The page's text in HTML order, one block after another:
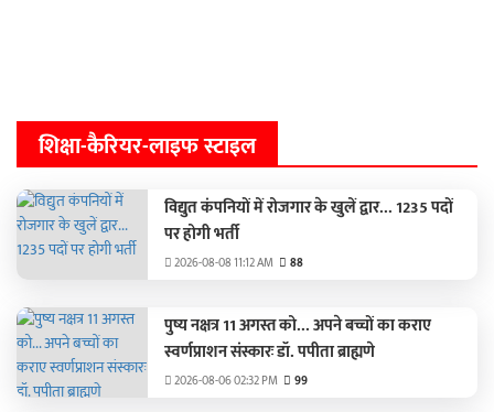
शिक्षा-कैरियर-लाइफ स्टाइल
विद्युत कंपनियों में रोजगार के खुलें द्वार... 1235 पदों
पर होगी भर्ती
2026-08-08 11:12 AM 88
पुष्य नक्षत्र 11 अगस्त को... अपने बच्चों का कराए
स्वर्णप्राशन संस्कारः डॉ. पपीता ब्राह्मणे
2026-08-06 02:32 PM 99